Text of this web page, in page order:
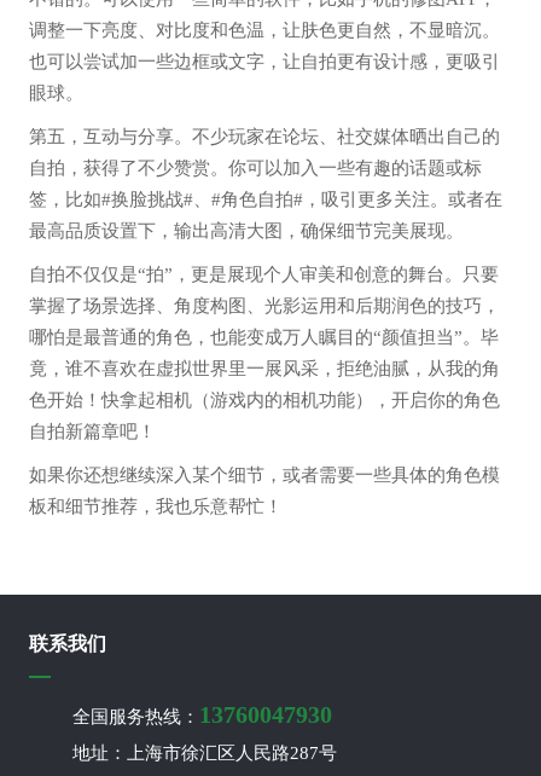
调整一下亮度、对比度和色温，让肤色更自然，不显暗沉。
也可以尝试加一些边框或文字，让自拍更有设计感，更吸引
眼球。
第五，互动与分享。不少玩家在论坛、社交媒体晒出自己的
自拍，获得了不少赞赏。你可以加入一些有趣的话题或标
签，比如#换脸挑战#、#角色自拍#，吸引更多关注。或者在
最高品质设置下，输出高清大图，确保细节完美展现。
自拍不仅仅是“拍”，更是展现个人审美和创意的舞台。只要
掌握了场景选择、角度构图、光影运用和后期润色的技巧，
哪怕是最普通的角色，也能变成万人瞩目的“颜值担当”。毕
竟，谁不喜欢在虚拟世界里一展风采，拒绝油腻，从我的角
色开始！快拿起相机（游戏内的相机功能），开启你的角色
自拍新篇章吧！
如果你还想继续深入某个细节，或者需要一些具体的角色模
板和细节推荐，我也乐意帮忙！
联系我们
全国服务热线： 13760047930
地址：上海市徐汇区人民路287号